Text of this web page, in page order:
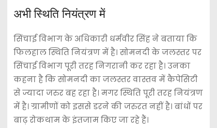
अभी स्थिति नियंत्रण में
सिंचाई विभाग के अधिकारी धर्मवीर सिंह ने बताया कि
फिलहाल स्थिति नियंत्रण में है। सोमनदी के जलस्तर पर
सिंचाई विभाग पूरी तरह निगरानी कर रहा है। उनका
कहना है कि सोमनदी का जलस्तर वास्तव में कैपेसिटी
से ज्यादा जरुर बह रहा है। मगर स्थिति पूरी तरह नियंत्रण
में है। ग्रामीणों को इससे डरने की जरुरत नहीं है। बांधों पर
बाढ़ रोकथाम के इंतजाम किए जा रहे हैं।